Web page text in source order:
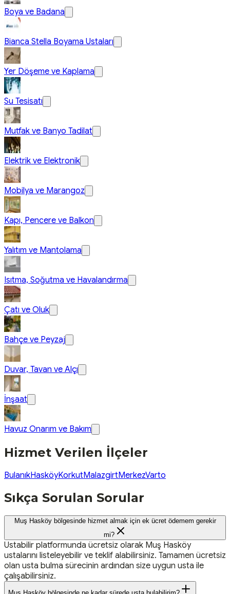
Boya ve Badana
Bianca Stella Boyama Ustaları
Yer Döşeme ve Kaplama
Su Tesisatı
Mutfak ve Banyo Tadilat
Elektrik ve Elektronik
Mobilya ve Marangoz
Kapı, Pencere ve Balkon
Yalıtım ve Mantolama
Isıtma, Soğutma ve Havalandırma
Çatı ve Oluk
Bahçe ve Peyzaj
Duvar, Tavan ve Alçı
İnşaat
Havuz Onarım ve Bakım
Hizmet Verilen İlçeler
BulanıkHasköyKorkutMalazgirtMerkezVarto
Sıkça Sorulan Sorular
Muş Hasköy bölgesinde hizmet almak için ek ücret ödemem gerekir
mi?
Ustabilir platformunda ücretsiz olarak Muş Hasköy
ustalarını listeleyebilir ve teklif alabilirsiniz. Tamamen ücretsiz
olan usta bulma sürecinin ardından size uygun usta ile
çalışabilirsiniz.